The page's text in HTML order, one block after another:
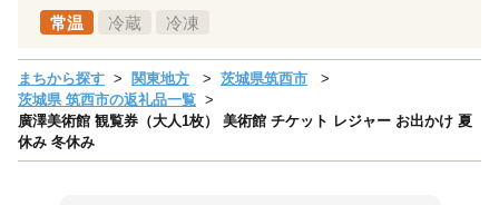
常温 冷蔵 冷凍
まちから探す 関東地方
茨城県筑西市
茨城県 筑西市の返礼品一覧
廣澤美術館 観覧券（大人1枚） 美術館 チケット レジャー お出かけ 夏
休み 冬休み